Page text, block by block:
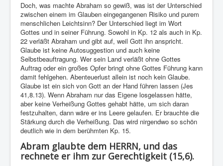
Doch, was machte Abraham so gewiß, was ist der Unterschied
zwischen einem im Glauben eingegangenen Risiko und purem
menschlichen Leichtsinn? Der Unterschied liegt im Wort
Gottes und in seiner Führung. Sowohl in Kp. 12 als auch in Kp.
22 verläßt Abraham und gibt auf, weil Gott ihn anspricht.
Glaube ist keine Autosuggestion und auch keine
Selbstbeauftragung. Wer sein Land verläßt ohne Gottes
Auftrag oder ein großes Opfer bringt ohne Gottes Führung kann
damit fehlgehen. Abenteuerlust allein ist noch kein Glaube.
Glaube ist ein sich von Gott an der Hand führen lassen (Jes
41,8.13). Wenn Abraham nur das Eigene losgelassen hätte,
aber keine Verheißung Gottes gehabt hätte, um sich daran
festzuhalten, dann wäre er ins Leere gelaufen. Er brauchte die
Stärkung durch die Verheißung. Das wird nirgendwo so schön
deutlich wie in dem berühmten Kp. 15.
Abram glaubte dem HERRN, und das
rechnete er ihm zur Gerechtigkeit (15,6).